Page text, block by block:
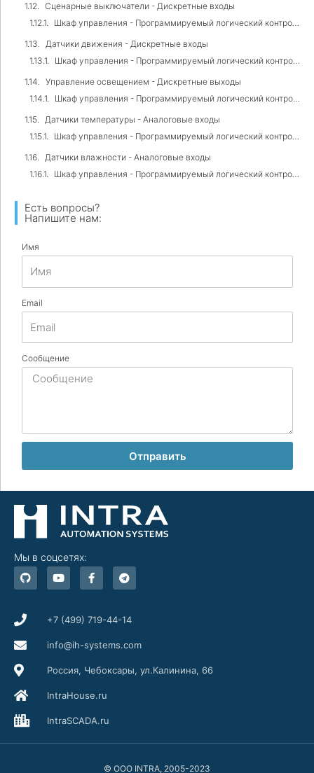
Сценарные выключатели - Дискретные входы
Шкаф управления - Программируемый логический контроллер (PLC)
Датчики движения - Дискретные входы
Шкаф управления - Программируемый логический контроллер (PLC)
Управление освещением - Дискретные выходы
Шкаф управления - Программируемый логический контроллер (PLC)
Датчики температуры - Аналоговые входы
Шкаф управления - Программируемый логический контроллер (PLC)
Датчики влажности - Аналоговые входы
Шкаф управления - Программируемый логический контроллер (PLC)
Есть вопросы?
Напишите нам:
Имя
Email
Сообщение
Отправить
Мы в соцсетях:
G
i
t
b
Y
o
u
b
F
a
c
o
-
T
e
l
r
+7 (499) 719-44-14
info@ih-systems.com
Россия, Чебоксары, ул.Калинина, 66
IntraHouse.ru
IntraSCADA.ru
© ООО INTRA, 2005-2023